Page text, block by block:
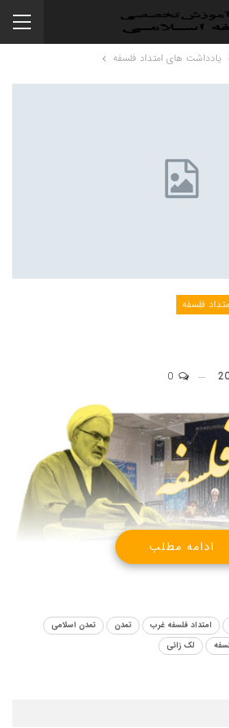
یادداشت های امتداد فلسفه
فلسفه
اسلامی حوزه علمیه قم، در راستای
فلسفه، برای دومین بار از استاد
ادامه مطلب
امتداد فلسفه غرب تمدن
تمدن اسلامی
لک زائی